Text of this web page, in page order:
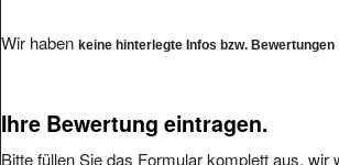
Wir haben keine hinterlegte Infos bzw. Bewertungen
Ihre Bewertung eintragen.
Bitte füllen Sie das Formular komplett aus, wir